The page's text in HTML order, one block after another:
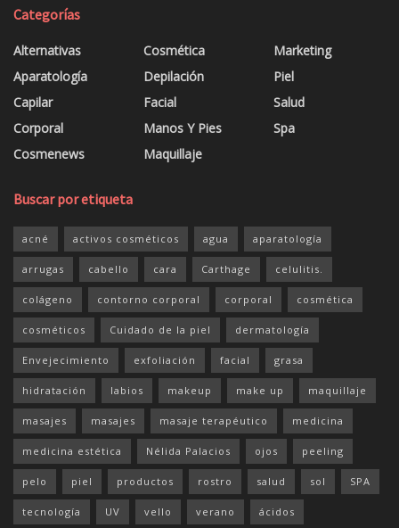
Categorías
Alternativas
Aparatología
Capilar
Corporal
Cosmenews
Cosmética
Depilación
Facial
Manos Y Pies
Maquillaje
Marketing
Piel
Salud
Spa
Buscar por etiqueta
acné activos cosméticos agua aparatología
arrugas cabello cara Carthage celulitis.
colágeno contorno corporal corporal cosmética
cosméticos Cuidado de la piel dermatología
Envejecimiento exfoliación facial grasa
hidratación labios makeup make up maquillaje
masajes masajes masaje terapéutico medicina
medicina estética Nélida Palacios ojos peeling
pelo piel productos rostro salud sol SPA
tecnología UV vello verano ácidos